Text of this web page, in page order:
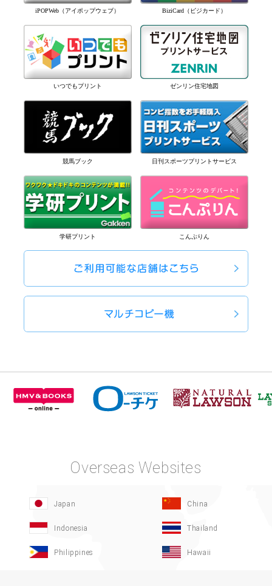
iPOPWeb（アイポップウェブ） BiziCard（ビジカード）
いつでもプリント ゼンリン住宅地図
競馬ブック 日刊スポーツプリントサービス
学研プリント こんぷりん
Overseas Websites
Japan China
Indonesia Thailand
Philippines Hawaii